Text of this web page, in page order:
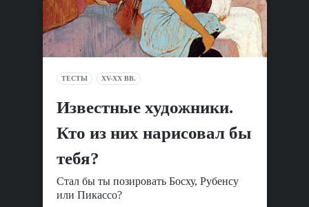
ТЕСТЫ XV-XX ВВ.
Известные художники.
Кто из них нарисовал бы
тебя?
Стал бы ты позировать Босху, Рубенсу
или Пикассо?